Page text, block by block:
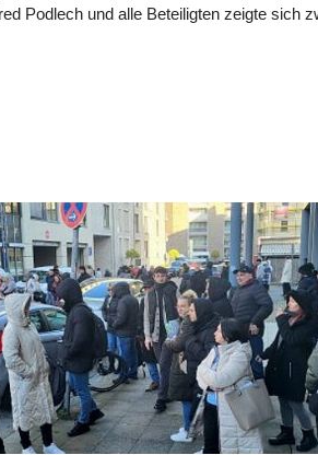
Podlech und alle Beteiligten zeigte sich